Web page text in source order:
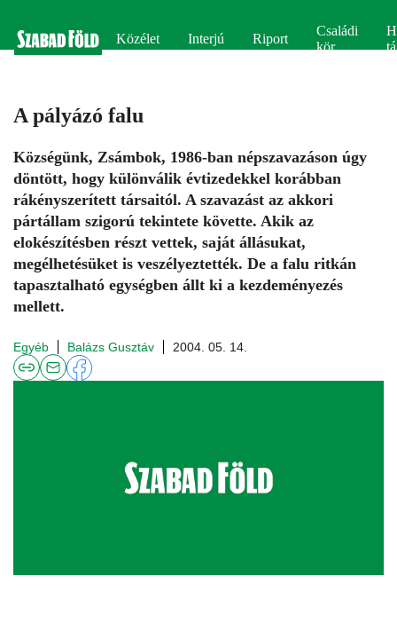
Közélet Interjú Riport
Családi
kör
A pályázó falu
Községünk, Zsámbok, 1986-ban népszavazáson úgy
döntött, hogy különválik évtizedekkel korábban
rákényszerített társaitól. A szavazást az akkori
pártállam szigorú tekintete követte. Akik az
elokészítésben részt vettek, saját állásukat,
megélhetésüket is veszélyeztették. De a falu ritkán
tapasztalható egységben állt ki a kezdeményezés
mellett.
Egyéb Balázs Gusztáv 2004. 05. 14.